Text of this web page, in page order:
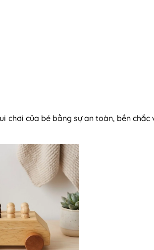
chơi của bé bằng sự an toàn, bền chắc